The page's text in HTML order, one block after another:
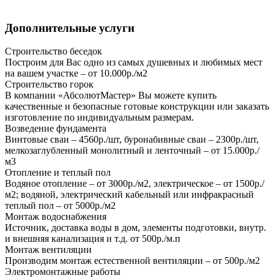
Дополнительные услуги
Строительство беседок
Построим для Вас одно из самых душевных и любимых мест
на вашем участке – от 10.000р./м2
Строительство горок
В компании «АбсолютМастер» Вы можете купить
качественные и безопасные готовые конструкции или заказать
изготовление по индивидуальным размерам.
Возведение фундамента
Винтовые сваи – 4560р./шт, буронабивные сваи – 2300р./шт,
мелкозаглубленный монолитный и ленточный – от 15.000р./
м3
Отопление и теплый пол
Водяное отопление – от 3000р./м2, электрическое – от 1500р./
м2; водяной, электрический кабельный или инфракрасный
теплый пол – от 5000р./м2
Монтаж водоснабжения
Источник, доставка воды в дом, элементы подготовки, внутр.
и внешняя канализация и т.д. от 500р./м.п
Монтаж вентиляции
Производим монтаж естественной вентиляции – от 500р./м2
Электромонтажные работы